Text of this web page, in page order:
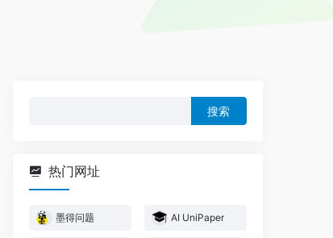
热门网址
墨得问题 AI UniPaper